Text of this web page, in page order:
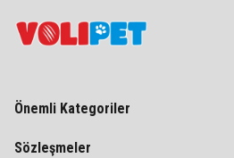
Önemli Kategoriler
Sözleşmeler